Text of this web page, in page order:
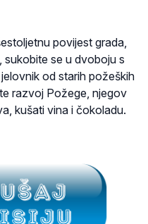
povijest grada,
se u dvoboju s
od starih požeških
razvoj Požege, njegov
kušati vina i čokoladu.